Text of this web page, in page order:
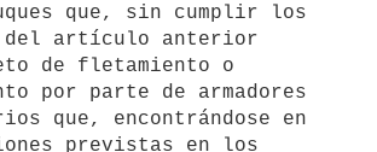
que, sin cumplir los
del artículo anterior
de fletamiento o
por parte de armadores
que, encontrándose en
previstas en los